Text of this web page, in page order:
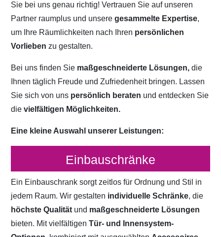
Sie bei uns genau richtig! Vertrauen Sie auf unseren
Partner raumplus und unseregesammelte Expertise,
um Ihre Räumlichkeiten nach Ihren persönlichen
Vorliebenzu gestalten.
Bei uns finden Sie maßgeschneiderte Lösungen, die
Ihnen täglich Freude und Zufriedenheit bringen. Lassen
Sie sich von uns persönlich beraten und entdecken Sie
dievielfältigen Möglichkeiten.
Eine kleine Auswahl unserer Leistungen:
Einbauschränke
Ein Einbauschrank sorgt zeitlos für Ordnung und Stil in
jedem Raum. Wir gestalten individuelle Schränke, die
höchste Qualität und maßgeschneiderte Lösungen
bieten. Mit vielfältigenTür- und Innensystem-